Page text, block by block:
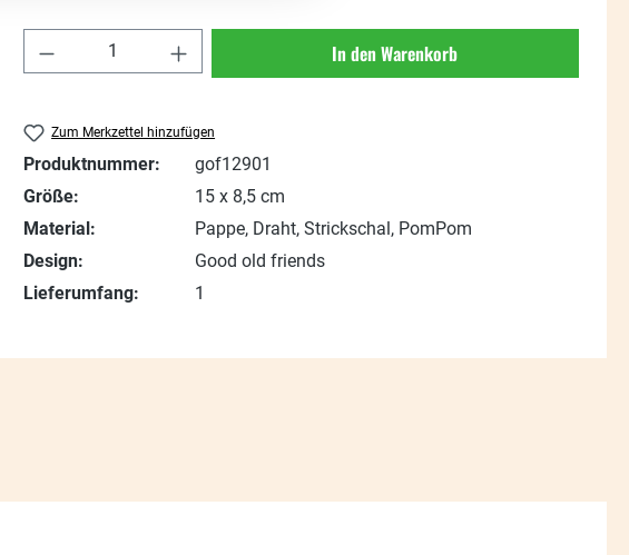
Produkt Anzahl: Gib den gewünschten Wert ein
In den Warenkorb
Zum Merkzettel hinzufügen
Produktnummer:
gof12901
Größe:
15 x 8,5 cm
Material:
Pappe, Draht, Strickschal, PomPom
Design:
Good old friends
Lieferumfang:
1